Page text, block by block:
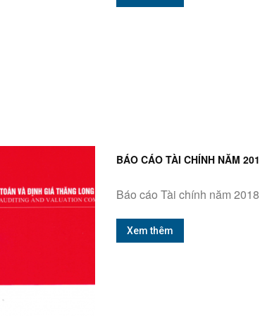
BÁO CÁO TÀI CHÍNH NĂM
Báo cáo Tài chính năm 2018
Xem thêm